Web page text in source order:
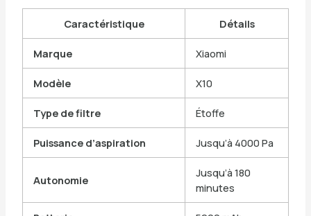
Caractéristique Détails
Marque Xiaomi
Modèle X10
Type de filtre Étoffe
Puissance d’aspiration Jusqu’à 4000 Pa
Autonomie
Jusqu’à 180
minutes